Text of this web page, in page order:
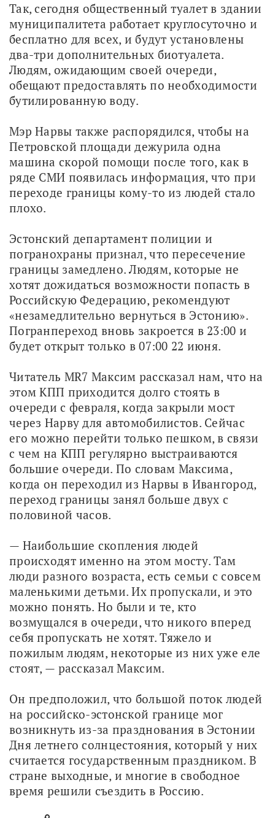
Так, сегодня общественный туалет в здании
муниципалитета работает круглосуточно и
бесплатно для всех, и будут установлены
два-три дополнительных биотуалета.
Людям, ожидающим своей очереди,
обещают предоставлять по необходимости
бутилированную воду.
Мэр Нарвы также распорядился, чтобы на
Петровской площади дежурила одна
машина скорой помощи после того, как в
ряде СМИ появилась информация, что при
переходе границы кому-то из людей стало
плохо.
Эстонский департамент полиции и
погранохраны признал, что пересечение
границы замедлено. Людям, которые не
хотят дожидаться возможности попасть в
Российскую Федерацию, рекомендуют
«незамедлительно вернуться в Эстонию».
Погранпереход вновь закроется в 23:00 и
будет открыт только в 07:00 22 июня.
Читатель MR7 Максим рассказал нам, что на
этом КПП приходится долго стоять в
очереди с февраля, когда закрыли мост
через Нарву для автомобилистов. Сейчас
его можно перейти только пешком, в связи
с чем на КПП регулярно выстраиваются
большие очереди. По словам Максима,
когда он переходил из Нарвы в Ивангород,
переход границы занял больше двух с
половиной часов.
— Наибольшие скопления людей
происходят именно на этом мосту. Там
люди разного возраста, есть семьи с совсем
маленькими детьми. Их пропускали, и это
можно понять. Но были и те, кто
возмущался в очереди, что никого вперед
себя пропускать не хотят. Тяжело и
пожилым людям, некоторые из них уже еле
стоят, — рассказал Максим.
Он предположил, что большой поток людей
на российско-эстонской границе мог
возникнуть из-за празднования в Эстонии
Дня летнего солнцестояния, который у них
считается государственным праздником. В
стране выходные, и многие в свободное
время решили съездить в Россию.